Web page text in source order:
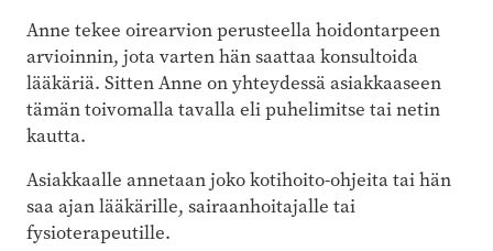
Anne tekee oirearvion perusteella hoidontarpeen
arvioinnin, jota varten hän saattaa konsultoida
lääkäriä. Sitten Anne on yhteydessä asiakkaaseen
tämän toivomalla tavalla eli puhelimitse tai netin
kautta.
Asiakkaalle annetaan joko kotihoito-ohjeita tai hän
saa ajan lääkärille, sairaanhoitajalle tai
fysioterapeutille.